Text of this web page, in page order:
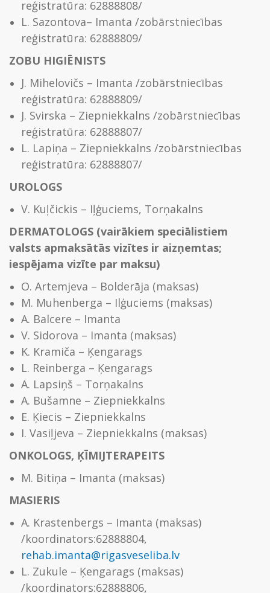
reģistratūra: 62888808/
L. Sazontova– Imanta /zobārstniecības
reģistratūra: 62888809/
ZOBU HIGIĒNISTS
J. Mihelovičs – Imanta /zobārstniecības
reģistratūra: 62888809/
J. Svirska – Ziepniekkalns /zobārstniecības
reģistratūra: 62888807/
L. Lapiņa – Ziepniekkalns /zobārstniecības
reģistratūra: 62888807/
UROLOGS
V. Kuļčickis – Iļģuciems, Torņakalns
DERMATOLOGS (vairākiem speciālistiem
valsts apmaksātās vizītes ir aizņemtas;
iespējama vizīte par maksu)
O. Artemjeva – Bolderāja (maksas)
M. Muhenberga – Ilģuciems (maksas)
A. Balcere – Imanta
V. Sidorova – Imanta (maksas)
K. Kramiča – Ķengarags
L. Reinberga – Ķengarags
A. Lapsiņš – Torņakalns
A. Bušamne – Ziepniekkalns
E. Ķiecis – Ziepniekkalns
I. Vasiļjeva – Ziepniekkalns (maksas)
ONKOLOGS, ĶĪMIJTERAPEITS
M. Bitiņa – Imanta (maksas)
MASIERIS
A. Krastenbergs – Imanta (maksas)
/koordinators:62888804,
rehab.imanta@rigasveseliba.lv
L. Zukule – Ķengarags (maksas)
/koordinators:62888806,